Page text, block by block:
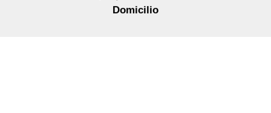
Domicilio